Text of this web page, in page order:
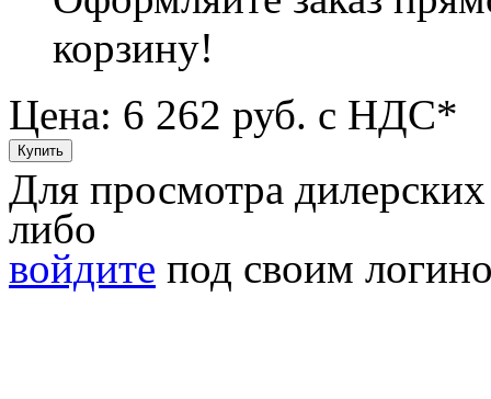
корзину!
Цена: 6 262 руб. с НДС*
Для просмотра
либо
войдите под своим